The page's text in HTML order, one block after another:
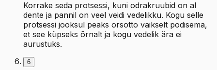
Korrake seda protsessi, kuni odrakruubid on al
dente ja pannil on veel veidi vedelikku. Kogu selle
protsessi jooksul peaks orsotto vaikselt podisema,
et see küpseks õrnalt ja kogu vedelik ära ei
aurustuks.
6